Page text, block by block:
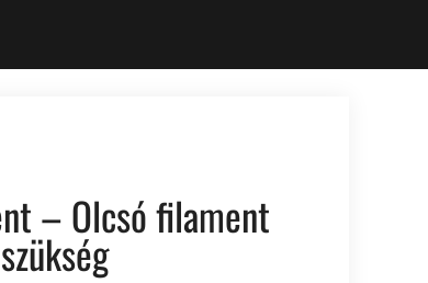
– Olcsó filament